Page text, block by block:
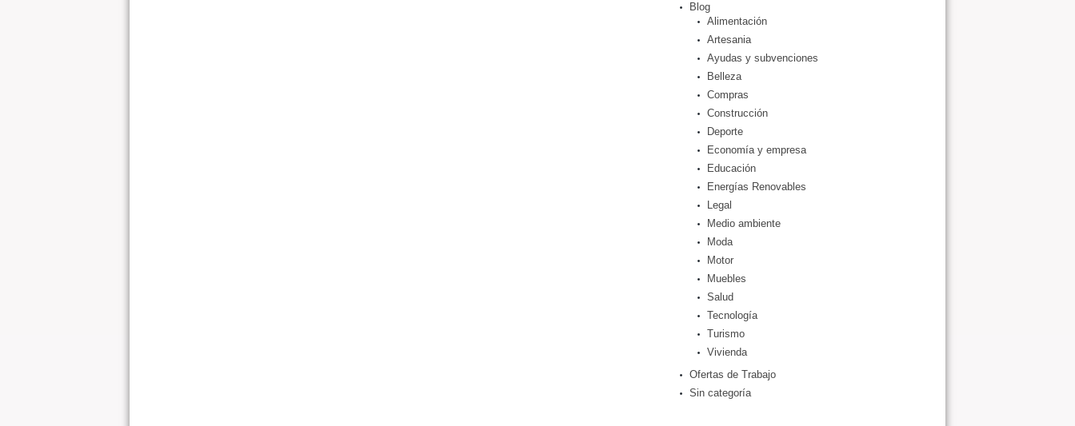
Blog
Alimentación
Artesania
Ayudas y subvenciones
Belleza
Compras
Construcción
Deporte
Economía y empresa
Educación
Energías Renovables
Legal
Medio ambiente
Moda
Motor
Muebles
Salud
Tecnología
Turismo
Vivienda
Ofertas de Trabajo
Sin categoría